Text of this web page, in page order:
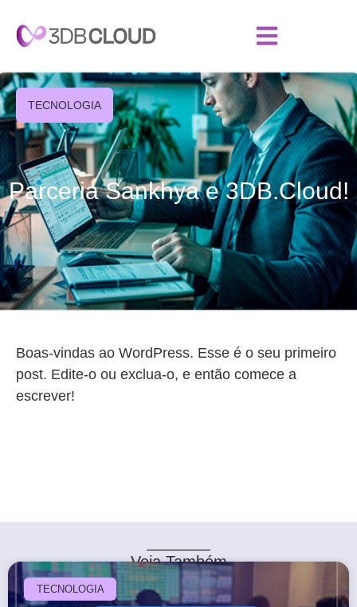
TECNOLOGIA
Parceria Sankhya e 3DB.Cloud!
Boas-vindas ao WordPress. Esse é o seu primeiro
post. Edite-o ou exclua-o, e então comece a
escrever!
Veja Também
TECNOLOGIA